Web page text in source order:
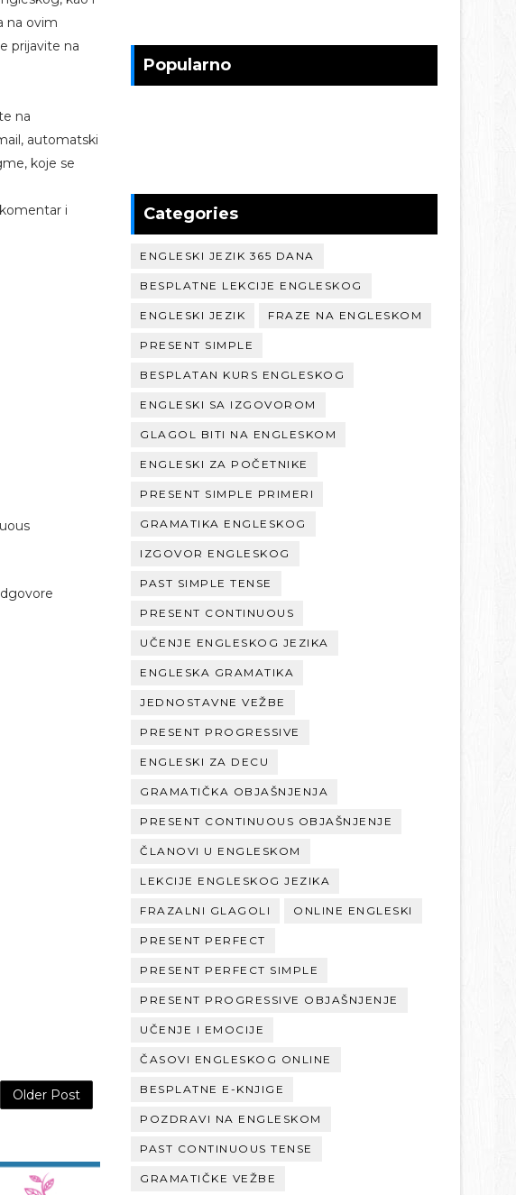
na ovim
prijavite na
na
automatski
koje se
i
Older Post
Popularno
Categories
ENGLESKI JEZIK 365 DANA
BESPLATNE LEKCIJE ENGLESKOG
ENGLESKI JEZIK FRAZE NA ENGLESKOM
PRESENT SIMPLE
BESPLATAN KURS ENGLESKOG
ENGLESKI SA IZGOVOROM
GLAGOL BITI NA ENGLESKOM
ENGLESKI ZA POČETNIKE
PRESENT SIMPLE PRIMERI
GRAMATIKA ENGLESKOG
IZGOVOR ENGLESKOG
PAST SIMPLE TENSE
PRESENT CONTINUOUS
UČENJE ENGLESKOG JEZIKA
ENGLESKA GRAMATIKA
JEDNOSTAVNE VEŽBE
PRESENT PROGRESSIVE
ENGLESKI ZA DECU
GRAMATIČKA OBJAŠNJENJA
PRESENT CONTINUOUS OBJAŠNJENJE
ČLANOVI U ENGLESKOM
LEKCIJE ENGLESKOG JEZIKA
FRAZALNI GLAGOLI ONLINE ENGLESKI
PRESENT PERFECT
PRESENT PERFECT SIMPLE
PRESENT PROGRESSIVE OBJAŠNJENJE
UČENJE I EMOCIJE
ČASOVI ENGLESKOG ONLINE
BESPLATNE E-KNJIGE
POZDRAVI NA ENGLESKOM
PAST CONTINUOUS TENSE
GRAMATIČKE VEŽBE